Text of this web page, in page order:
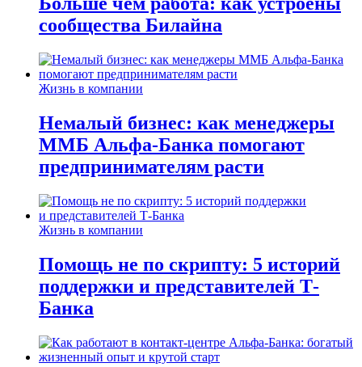
сообщества Билайна
Жизнь в компании
Немалый бизнес: как менеджеры
ММБ Альфа-Банка помогают
предпринимателям расти
Жизнь в компании
Помощь не по скрипту: 5 историй
поддержки и представителей Т-
Банка